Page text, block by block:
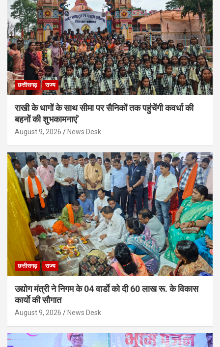
छत्तीसगढ़ राज्य
राखी के धागों के साथ सीमा पर सैनिकों तक पहुंचेंगी कवर्धा की
बहनों की शुभकामनाएं’
August 9, 2026 News Desk
छत्तीसगढ़ राज्य
उद्योग मंत्री ने निगम के 04 वार्डाे को दी 60 लाख रू. के विकास
कार्याे की सौगात
August 9, 2026 News Desk